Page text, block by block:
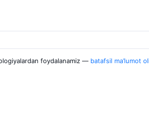
Aviasales haqida
foydalanamiz — batafsil ma’lumot